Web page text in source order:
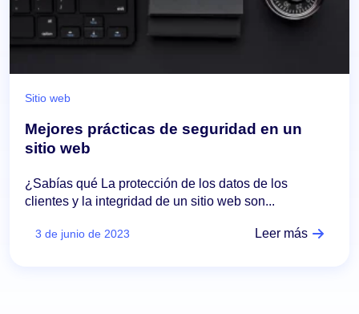
Sitio web
Mejores prácticas de seguridad en un
sitio web
¿Sabías qué La protección de los datos de los
clientes y la integridad de un sitio web son...
3 de junio de 2023 Leer más